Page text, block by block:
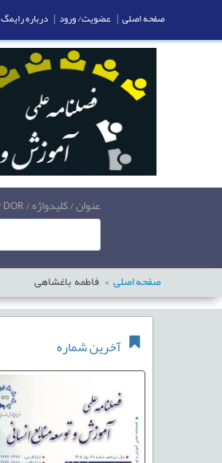
عنوان / کلیدواژه / DOI / DOR
صفحه اصلی فاطمه باغشاهی
آخرین شماره
صفحه اصلی | عضویت/ ورود | درباره رایمگ